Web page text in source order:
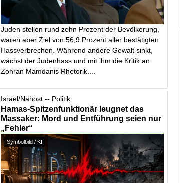
Juden stellen rund zehn Prozent der Bevölkerung,
waren aber Ziel von 56,9 Prozent aller bestätigten
Hassverbrechen. Während andere Gewalt sinkt,
wächst der Judenhass und mit ihm die Kritik an
Zohran Mamdanis Rhetorik....
Israel/Nahost -- Politik
Hamas-Spitzenfunktionär leugnet das
Massaker: Mord und Entführung seien nur
„Fehler“
Symbolbild / KI